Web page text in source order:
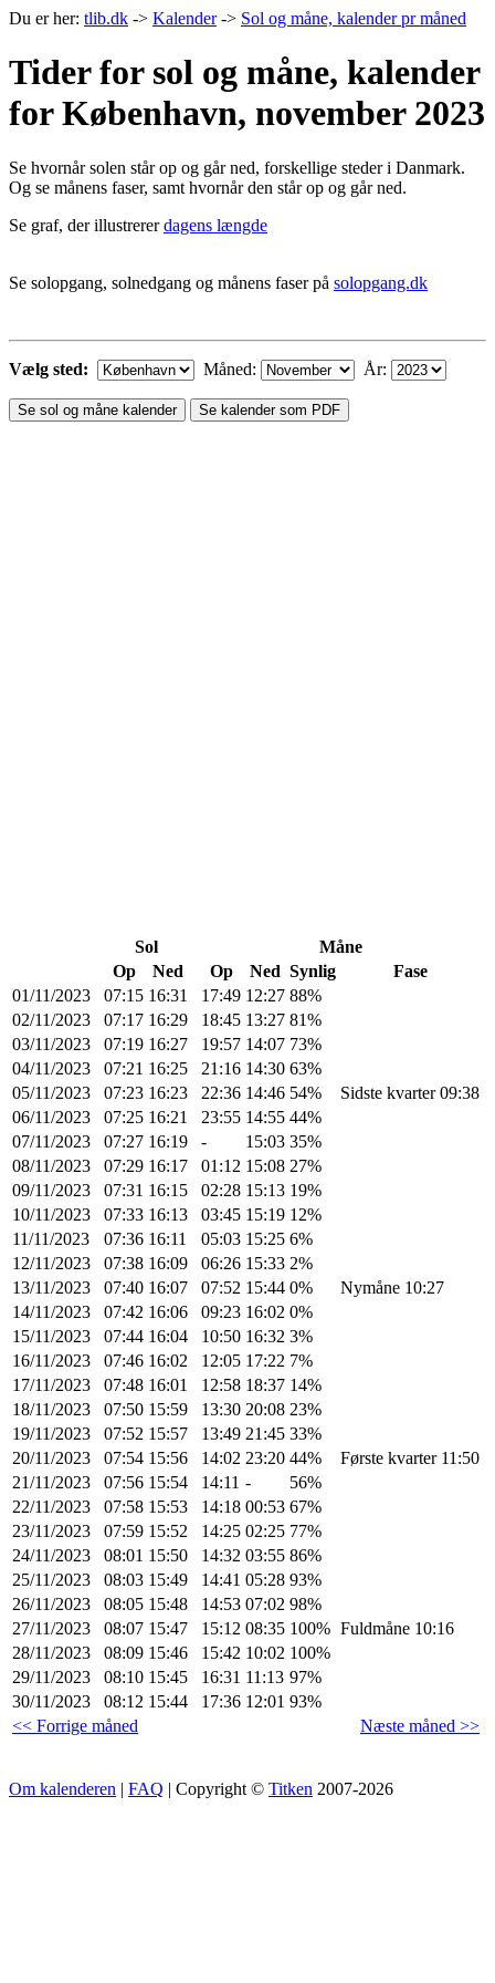
Du er her: tlib.dk -> Kalender-> Sol og måne, kalender pr måned
Tider for sol og måne, kalender
for København, november 2023
Se hvornår solen står op og går ned, forskellige steder i Danmark.
Og se månens faser, samt hvornår den står op og går ned.
Se graf, der illustrererdagens længde
Se solopgang, solnedgang og månens faser på solopgang.dk
Vælg sted: Måned: År:
Se sol og måne kalender Se kalender som PDF
Sol
Måne
Op
Ned Op Ned Synlig
Fase
01/11/2023
07:15 16:31 17:49 12:27 88%
02/11/2023
07:17 16:29 18:45 13:27 81%
03/11/2023
07:19 16:27 19:57 14:07 73%
04/11/2023
07:21 16:25 21:16 14:30 63%
05/11/2023
07:23 16:23 22:36 14:46 54%
Sidste kvarter 09:38
06/11/2023
07:25 16:21 23:55 14:55 44%
07/11/2023
07:27 16:19 - 15:03 35%
08/11/2023
07:29 16:17 01:12 15:08 27%
09/11/2023
07:31 16:15 02:28 15:13 19%
10/11/2023
07:33 16:13 03:45 15:19 12%
11/11/2023
07:36 16:11 05:03 15:25 6%
12/11/2023
07:38 16:09 06:26 15:33 2%
13/11/2023
07:40 16:07 07:52 15:44 0%
Nymåne 10:27
14/11/2023
07:42 16:06 09:23 16:02 0%
15/11/2023
07:44 16:04 10:50 16:32 3%
16/11/2023
07:46 16:02 12:05 17:22 7%
17/11/2023
07:48 16:01 12:58 18:37 14%
18/11/2023
07:50 15:59 13:30 20:08 23%
19/11/2023
07:52 15:57 13:49 21:45 33%
20/11/2023
07:54 15:56 14:02 23:20 44%
Første kvarter 11:50
21/11/2023
07:56 15:54 14:11 -
56%
22/11/2023
07:58 15:53 14:18 00:53 67%
23/11/2023
07:59 15:52 14:25 02:25 77%
24/11/2023
08:01 15:50 14:32 03:55 86%
25/11/2023
08:03 15:49 14:41 05:28 93%
26/11/2023
08:05 15:48 14:53 07:02 98%
27/11/2023
08:07 15:47 15:12 08:35 100% Fuldmåne 10:16
28/11/2023
08:09 15:46 15:42 10:02 100%
29/11/2023
08:10 15:45 16:31 11:13 97%
30/11/2023
08:12 15:44 17:36 12:01 93%
<< Forrige måned
Næste måned >>
Om kalenderen | FAQ | Copyright © Titken 2007-2026